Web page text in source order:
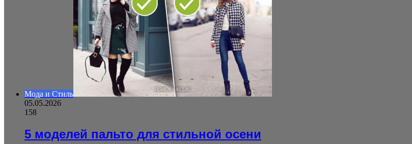
Мода и Стиль
05.05.2026
158
5 моделей пальто для стильной осени